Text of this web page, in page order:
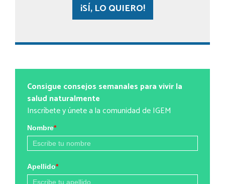
¡SÍ, LO QUIERO!
Consigue consejos semanales para vivir la
salud naturalmente
Inscríbete y únete a la comunidad de IGEM
Nombre*
Apellido*